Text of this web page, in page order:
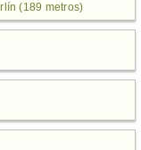
(189 metros)